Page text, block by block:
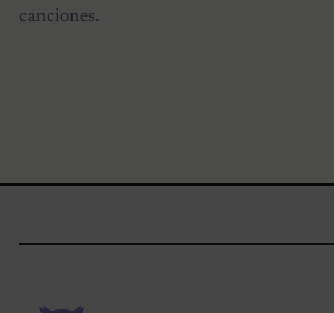
canciones.